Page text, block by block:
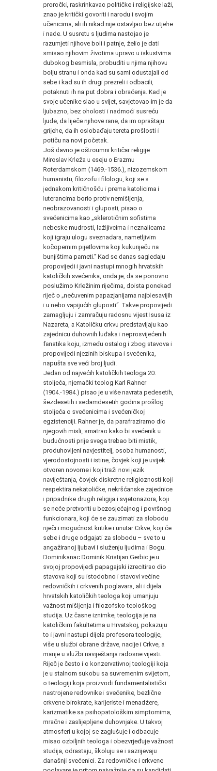
proročki, raskrinkavao političke i religijske laži,
znao je kritički govoriti i narodu i svojim
učenicima, ali ih nikad nije ostavljao bez utjehe
i nade. U susretu s ljudima nastojao je
razumjeti njihove boli i patnje, želio je dati
smisao njihovim životima upravo u iskustvima
dubokog besmisla, probuditi u njima njihovu
bolju stranu i onda kad su sami odustajali od
sebe i kad su ih drugi prezreli i odbacili,
potaknuti ih na put dobra i obraćenja. Kad je
svoje učenike slao u svijet, savjetovao im je da
ljubazno, bez oholosti i nadmoći susreću
ljude, da liječe njihove rane, da im opraštaju
grijehe, da ih oslobađaju tereta prošlosti i
potiču na novi početak.
Još davno je oštroumni kritičar religije
Miroslav Krleža u eseju o Erazmu
Roterdamskom (1469.-1536.), nizozemskom
humanistu, filozofu i filologu, koji se s
jednakom kritičnošću i prema katolicima i
luterancima borio protiv nemišljenja,
neobrazovanosti i gluposti, pisao o
svećenicima kao „sklerotičnim sofistima
nebeske mudrosti, lažljivcima i neznalicama
koji igraju ulogu sveznadara, nametljivim
kočopernim pijetlovima koji kukuriječu na
bunjištima pameti.“ Kad se danas sagledaju
propovijedi i javni nastupi mnogih hrvatskih
katoličkih svećenika, onda je, da se ponovno
poslužimo Krležinim riječima, doista ponekad
riječ o „nečuvenim papazjanijama najblesavijih
i u nebo vapijućih gluposti“. Takve propovijedi
zamagljuju i zamračuju radosnu vijest Isusa iz
Nazareta, a Katoličku crkvu predstavljaju kao
zajednicu duhovnih luđaka i neprosvijećenih
fanatika koju, između ostalog i zbog stavova i
propovijedi njezinih biskupa i svećenika,
napušta sve veći broj ljudi.
Jedan od najvećih katoličkih teologa 20.
stoljeća, njemački teolog Karl Rahner
(1904.-1984.) pisao je u više navrata pedesetih,
šezdesetih i sedamdesetih godina prošlog
stoljeća o svećenicima i svećeničkoj
egzistenciji. Rahner je, da parafraziramo dio
njegovih misli, smatrao kako bi svećenik u
budućnosti prije svega trebao biti mistik,
produhovljeni navjestitelj, osoba humanosti,
vjerodostojnosti i istine, čovjek koji je uvijek
otvoren novome i koji traži novi jezik
naviještanja, čovjek diskretne religioznosti koji
respektira nekatoličke, nekršćanske zajednice
i pripadnike drugih religija i svjetonazora, koji
se neće pretvoriti u bezosjećajnog i površnog
funkcionara, koji će se zauzimati za slobodu
riječi i mogućnost kritike i unutar Crkve, koji će
sebe i druge odgajati za slobodu – sve to u
angažiranoj ljubavi i služenju ljudima i Bogu.
Dominikanac Dominik Kristijan Gerbic je u
svojoj propovijedi papagajski izrecitirao dio
stavova koji su istodobno i stavovi većine
redovničkih i crkvenih poglavara, ali i dijela
hrvatskih katoličkih teologa koji umanjuju
važnost mišljenja i filozofsko-teološkog
studija. Uz časne iznimke, teologija je na
katoličkim fakultetima u Hrvatskoj, pokazuju
to i javni nastupi dijela profesora teologije,
više u službi obrane države, nacije i Crkve, a
manje u službi naviještanja radosne vijesti.
Riječ je često i o konzervativnoj teologiji koja
je u stalnom sukobu sa suvremenim svijetom,
o teologiji koja proizvodi fundamentalistički
nastrojene redovnike i svećenike, bezlične
crkvene birokrate, karijeriste i menadžere,
karizmatike sa psihopatološkim simptomima,
mračne i zaslijepljene duhovnjake. U takvoj
atmosferi u kojoj se zaglušuje i odbacuje
misao ozbiljnih teologa i obezvrjeđuje važnost
studija, odrastaju, školuju se i sazrijevaju
današnji svećenici. Za redovničke i crkvene